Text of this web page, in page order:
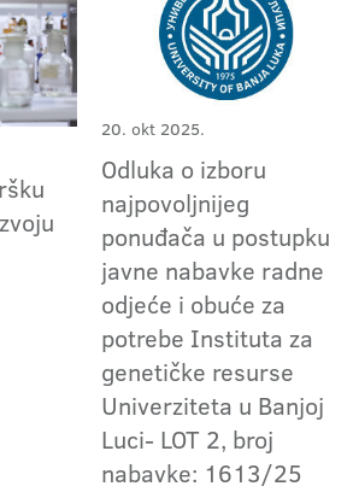
20. okt 2025.
Odluka o izboru
najpovoljnijeg
ponuđača u postupku
javne nabavke radne
odjeće i obuće za
potrebe Instituta za
genetičke resurse
Univerziteta u Banjoj
Luci- LOT 2, broj
nabavke: 1613/25